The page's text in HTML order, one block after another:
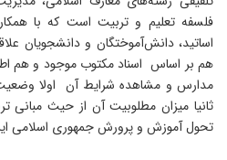
فلسفه تعلیم و تربیت است که با
اساتید، دانش‌آموختگان و دانشجویان
هم بر اساس اسناد مکتوب موجود و هم
مدارس و مشاهده شرایط آن اولا وضعیت
ثانیا میزان مطلوبیت آن از حیث
تحول آموزش و پرورش جمهوری اسلامی